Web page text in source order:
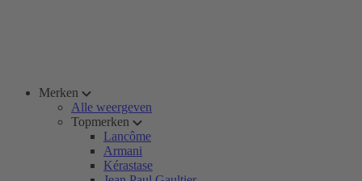
Merken
Alle weergeven
Topmerken
Lancôme
Armani
Kérastase